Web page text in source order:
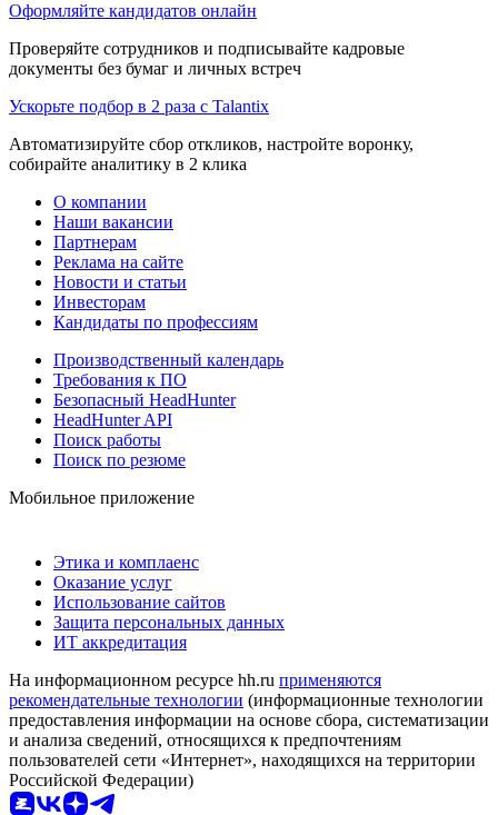
Оформляйте кандидатов онлайн
Проверяйте сотрудников и подписывайте кадровые
документы без бумаг и личных встреч
Ускорьте подбор в 2 раза с Talantix
Автоматизируйте сбор откликов, настройте воронку,
собирайте аналитику в 2 клика
О компании
Наши вакансии
Партнерам
Реклама на сайте
Новости и статьи
Инвесторам
Кандидаты по профессиям
Производственный календарь
Требования к ПО
Безопасный HeadHunter
HeadHunter API
Поиск работы
Поиск по резюме
Мобильное приложение
Этика и комплаенс
Оказание услуг
Использование сайтов
Защита персональных данных
ИТ аккредитация
На информационном ресурсе hh.ru применяются
рекомендательные технологии (информационные технологии
предоставления информации на основе сбора, систематизации
и анализа сведений, относящихся к предпочтениям
пользователей сети «Интернет», находящихся на территории
Российской Федерации)